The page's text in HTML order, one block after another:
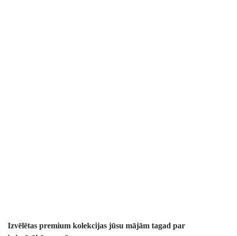
Izvēlētas premium kolekcijas jūsu mājām tagad par